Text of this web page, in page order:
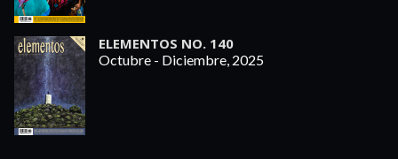
ELEMENTOS NO. 140
Octubre - Diciembre, 2025